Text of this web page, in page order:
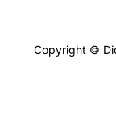
Copyright ©